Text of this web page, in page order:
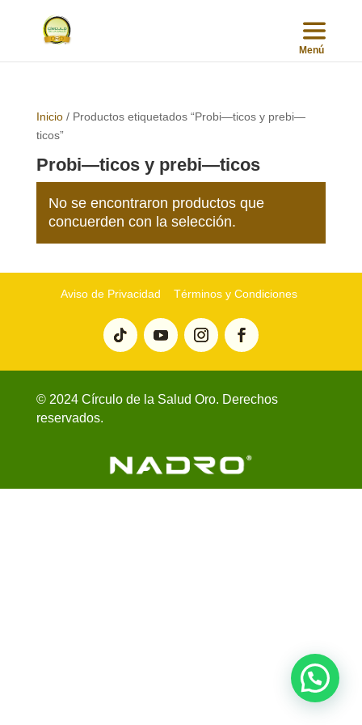
Inicio/ Productos etiquetados “Probi—ticos y prebi—
ticos”
Probi—ticos y prebi—ticos
No se encontraron productos que
concuerden con la selección.
Aviso de Privacidad Términos y Condiciones
© 2024 Círculo de la Salud Oro. Derechos
reservados.